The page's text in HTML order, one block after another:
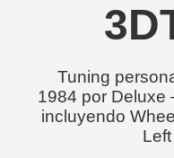
Tuning
1984 por
incluyendo